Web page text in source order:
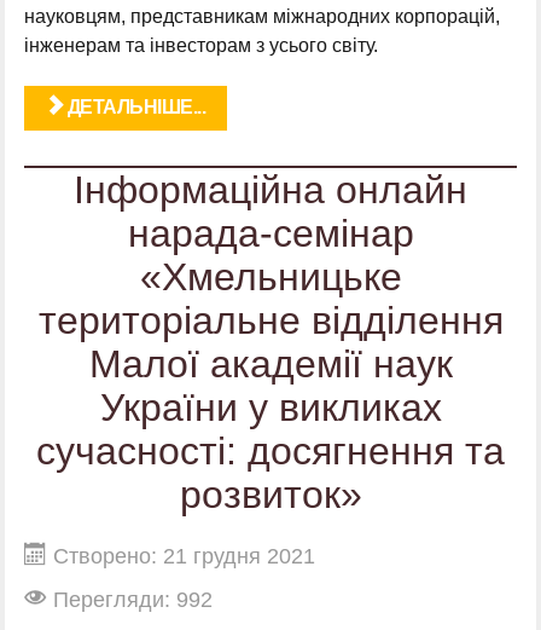
науковцям, представникам міжнародних корпорацій,
інженерам та інвесторам з усього світу.
ДЕТАЛЬНІШЕ...
Інформаційна онлайн
нарада-семінар
«Хмельницьке
територіальне відділення
Малої академії наук
України у викликах
сучасності: досягнення та
розвиток»
Створено: 21 грудня 2021
Перегляди: 992